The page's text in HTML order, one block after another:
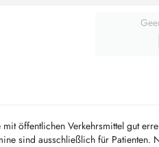
öffentlichen Verkehrsmittel gut
sind ausschließlich für Patienten.